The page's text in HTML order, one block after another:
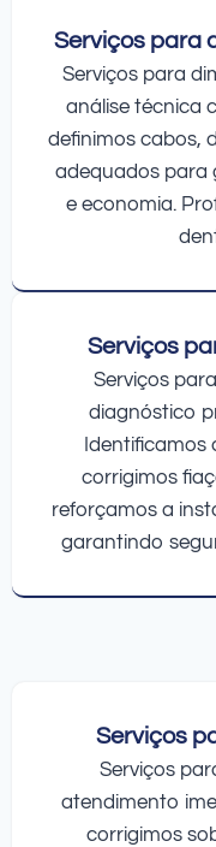
Serviços para
Serviços para
análise técnica
definimos cabos,
adequados para
e economia.
Serviços
Serviços
diagnóstico
Identificamos
corrigimos
reforçamos a
garantindo
Serviços
Serviços
atendimento
corrigimos